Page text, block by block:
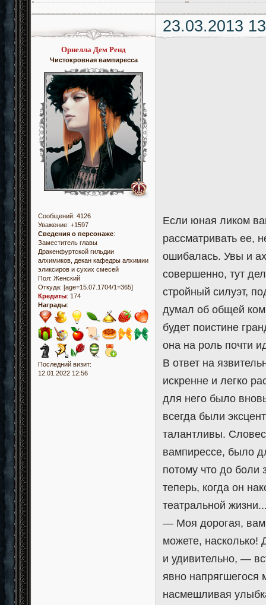
23.03.2013
Орнелла Дем Ренд
Чистокровная вампиресса
Сообщений: 4126
Уважение: +1597
Сведения о персонаже:
Заместитель главы
Дракенфуртской гильдии
алхимиков, декан кафедры алхимии
эликсиров и сухих смесей
Пол: Женский
Откуда: [age=15.07.1704/1=365]
Кредиты: 174
Награды:
Последний визит:
12.01.2022 12:56
Если юная ликом
рассматривать ее,
ошибалась. Увы и
совершенно, тут
стройный силуэт,
думал об общей
будет поистине
она на роль почти
В ответ на
искренне и легко
для него было
всегда были
талантливы.
вампирессе, было
потому что до боли
теперь, когда он
театральной
— Моя дорогая, вам
можете, насколько!
и удивительно, —
явно напрягшегося
насмешливая